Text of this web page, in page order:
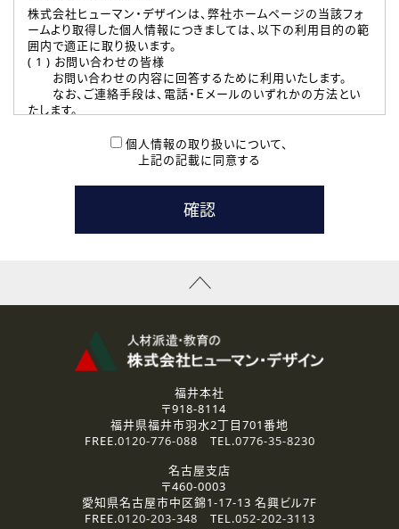
株式会社ヒューマン・デザインは、弊社ホームページの当該フォ
ームより取得した個人情報につきましては、以下の利用目的の範
囲内で適正に取り扱います。
( 1 ) お問い合わせの皆様
お問い合わせの内容に回答するために利用いたします。
なお、ご連絡手段は、電話・Ｅメールのいずれかの方法とい
たします。
本登録に関するご連絡および本登録時の参考情報として利
たします。
( 3 ) スタッフ派遣を検討されている企業の皆様
お問い合わせの内容に回答するために利用いたします。
なお、ご連絡手段は、電話・Ｅメールのいずれかの方法とい
資料送付、受講相談に関するご連絡のために利用いたしま
その他、お問い合わせの内容に回答するために利用いたし
なお、ご連絡手段は、電話・Ｅメールのいずれかの方法とい
2.個人情報の第三者提供
ご提供いただいた個人情報は、法令等の規定に従う場合を除き、
3.個人情報の取り扱いの委託
弊社の定める個人情報保護の評価基準を満たした委託先に、個
人情報を委託する場合があります。
個人情報の取り扱いについて、
上記の記載に同意する
福井本社
〒918-8114
福井県福井市羽水2丁目701番地
FREE.0120-776-088 TEL.0776-35-8230
名古屋支店
〒460-0003
愛知県名古屋市中区錦1-17-13 名興ビル7F
FREE.0120-203-348 TEL.052-202-3113